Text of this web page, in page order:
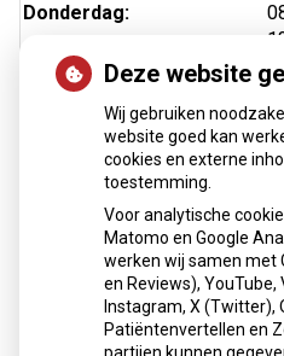
Donderdag:
Vrijdag:
Medicijnen mee op reis?
Klanttevredenheidsonderzoek
Toestemming uitwisseling/
vanaf 12 jaar en 16 jaar
Deze website
Wij gebruiken
website goed kan
cookies en externe
toestemming.
Voor analytische
Matomo en Google
werken wij samen met
en Reviews), YouTube,
Instagram, X (Twitter),
Patiëntenvertellen en